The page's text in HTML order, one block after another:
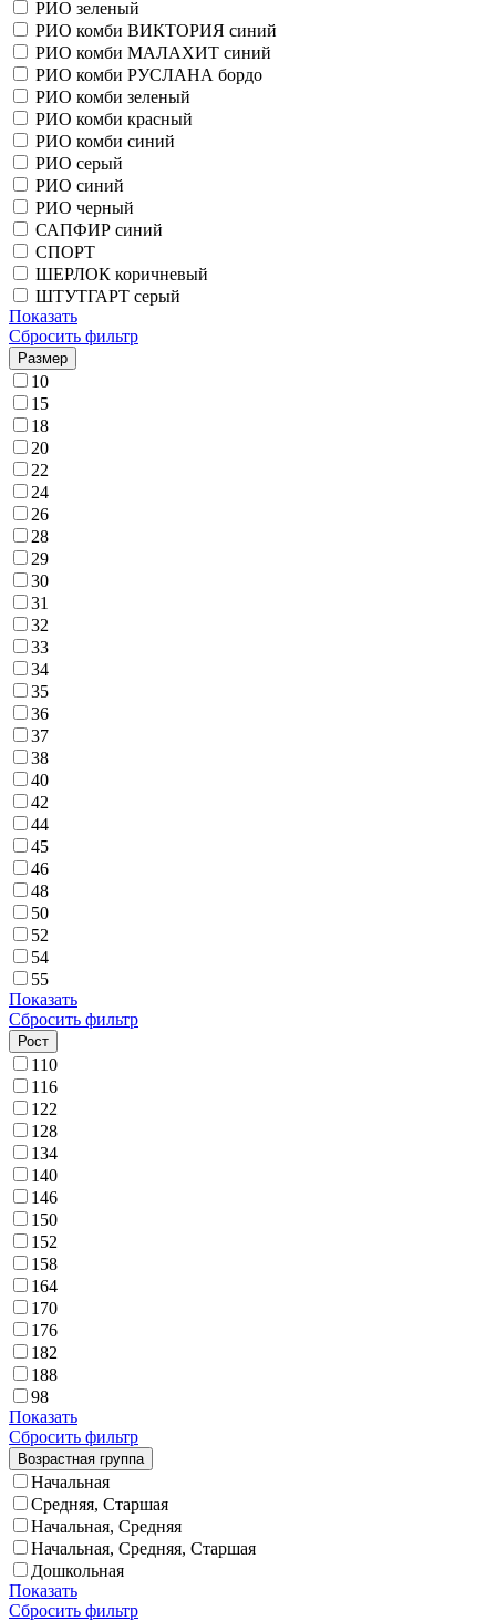
РИО зеленый
РИО комби ВИКТОРИЯ синий
РИО комби МАЛАХИТ синий
РИО комби РУСЛАНА бордо
РИО комби зеленый
РИО комби красный
РИО комби синий
РИО серый
РИО синий
РИО черный
САПФИР синий
СПОРТ
ШЕРЛОК коричневый
ШТУТГАРТ серый
Показать
Сбросить фильтр
Размер
10
15
18
20
22
24
26
28
29
30
31
32
33
34
35
36
37
38
40
42
44
45
46
48
50
52
54
55
Показать
Сбросить фильтр
Рост
110
116
122
128
134
140
146
150
152
158
164
170
176
182
188
98
Показать
Сбросить фильтр
Возрастная группа
Начальная
Средняя, Старшая
Начальная, Средняя
Начальная, Средняя, Старшая
Дошкольная
Показать
Сбросить фильтр